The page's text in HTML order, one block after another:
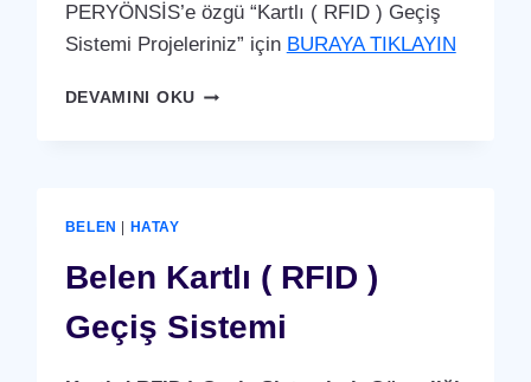
PERYÖNSİS’e özgü “Kartlı ( RFID ) Geçiş
Sistemi Projeleriniz” için BURAYA TIKLAYIN
DEVAMINI OKUDÖRTYOL
BELEN HATAY
Belen Kartlı ( RFID )
Geçiş Sistemi